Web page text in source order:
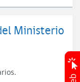
Ministerio